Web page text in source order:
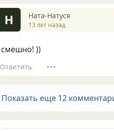
Н Ната-Натуся
13 лет назад
смешно! ))
Ответить
Показать еще 12